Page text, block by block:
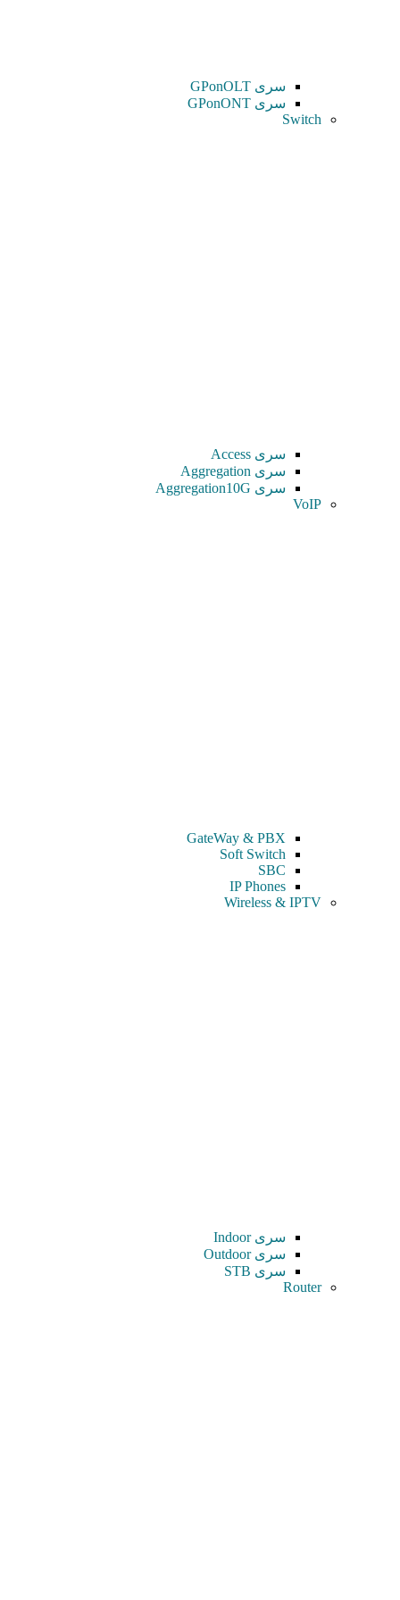
سری GPonOLT
سری GPonONT
Switch
سری Access
سری Aggregation
سری Aggregation10G
VoIP
GateWay & PBX
Soft Switch
SBC
IP Phones
Wireless & IPTV
سری Indoor
سری Outdoor
سری STB
Router